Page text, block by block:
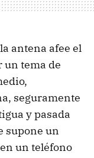
antena afee el
un tema de
seguramente
y pasada
supone un
un teléfono